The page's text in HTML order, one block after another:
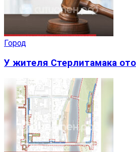
Город
У жителя Стерлитамака